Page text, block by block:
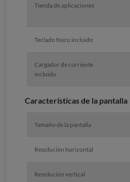
Tienda de aplicaciones
Teclado físico incluido
Cargador de corriente
incluido
Características de la pantalla
Tamaño de la pantalla
Resolución horizontal
Resolución vertical